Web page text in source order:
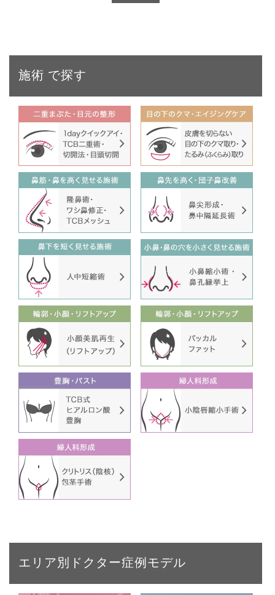
施術 で探す
エリア別ドクター症例モデル